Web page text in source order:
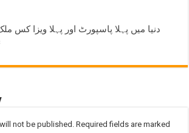
دنیا میں پہلا پاسپورٹ اور پہلا ویزا کس
not be published. Required fields are marked